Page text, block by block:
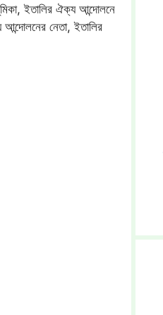
ইতালির ঐক্য আন্দোলনে
নেতা, ইতালির